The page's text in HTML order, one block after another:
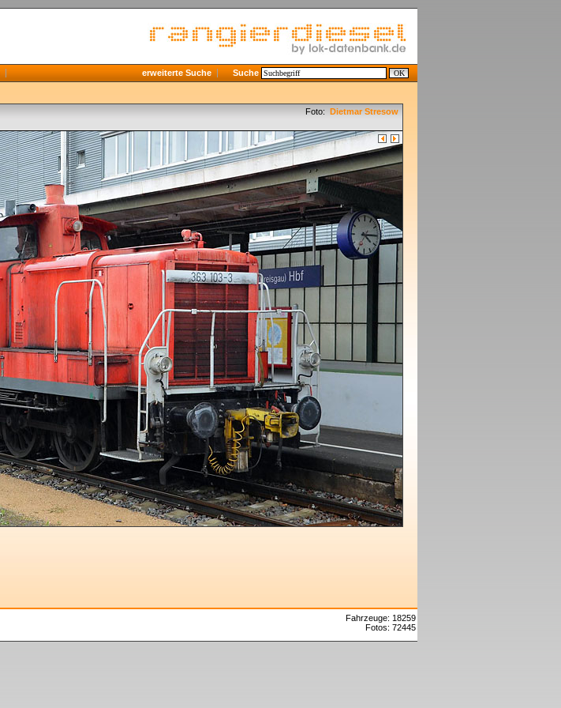
erweiterte Suche Suche
Foto: Dietmar Stresow
Fahrzeuge: 18259
Fotos: 72445